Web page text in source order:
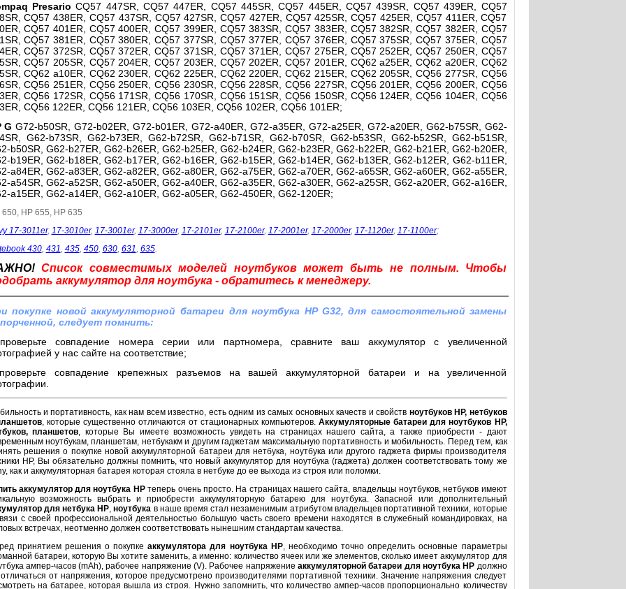
PresarioCQ57 447SR, CQ57 447ER, CQ57 445SR, CQ57 445ER, CQ57 439SR, CQ57 439ER, CQ57
CQ57 438ER, CQ57 437SR, CQ57 427SR, CQ57 427ER, CQ57 425SR, CQ57 425ER, CQ57 411ER, CQ57
CQ57 401ER, CQ57 400ER, CQ57 399ER, CQ57 383SR, CQ57 383ER, CQ57 382SR, CQ57 382ER, CQ57
CQ57 381ER, CQ57 380ER, CQ57 377SR, CQ57 377ER, CQ57 376ER, CQ57 375SR, CQ57 375ER, CQ57
CQ57 372SR, CQ57 372ER, CQ57 371SR, CQ57 371ER, CQ57 275ER, CQ57 252ER, CQ57 250ER, CQ57
CQ57 205SR, CQ57 204ER, CQ57 203ER, CQ57 202ER, CQ57 201ER, CQ62 a25ER, CQ62 a20ER, CQ62
CQ62 a10ER, CQ62 230ER, CQ62 225ER, CQ62 220ER, CQ62 215ER, CQ62 205SR, CQ56 277SR, CQ56
CQ56 251ER, CQ56 250ER, CQ56 230SR, CQ56 228SR, CQ56 227SR, CQ56 201ER, CQ56 200ER, CQ56
CQ56 172SR, CQ56 171SR, CQ56 170SR, CQ56 151SR, CQ56 150SR, CQ56 124ER, CQ56 104ER, CQ56
CQ56 122ER, CQ56 121ER, CQ56 103ER, CQ56 102ER, CQ56 101ER;
GG72-b50SR, G72-b02ER, G72-b01ER, G72-a40ER, G72-a35ER, G72-a25ER, G72-a20ER, G62-b75SR, G62-
G62-b73SR, G62-b73ER, G62-b72SR, G62-b71SR, G62-b70SR, G62-b53SR, G62-b52SR, G62-b51SR,
b50SR, G62-b27ER, G62-b26ER, G62-b25ER, G62-b24ER, G62-b23ER, G62-b22ER, G62-b21ER, G62-b20ER,
b19ER, G62-b18ER, G62-b17ER, G62-b16ER, G62-b15ER, G62-b14ER, G62-b13ER, G62-b12ER, G62-b11ER,
a84ER, G62-a83ER, G62-a82ER, G62-a80ER, G62-a75ER, G62-a70ER, G62-a65SR, G62-a60ER, G62-a55ER,
a54SR, G62-a52SR, G62-a50ER, G62-a40ER, G62-a35ER, G62-a30ER, G62-a25SR, G62-a20ER, G62-a16ER,
a15ER, G62-a14ER, G62-a10ER, G62-a05ER, G62-450ER, G62-120ER;
650, HP 655, HP 635
17-3011er, 17-3010er, 17-3001er, 17-3000er, 17-2101er, 17-2100er, 17-2001er, 17-2000er, 17-1120er, 17-1100er;
430, 431, 435, 450, 630, 631, 635.
Список совместимых моделей ноутбуков может быть не полным. Чтобы
аккумулятор для ноутбука - обратитесь к менеджеру.
покупке новой аккумуляторной батареи для ноутбука HP G32, для самостоятельной замены
следует помнить:
совпадение номера серии или партномера, сравните ваш аккумулятор с увеличенной
у нас сайте на соответствие;
совпадение крепежных разъемов на вашей аккумуляторной батареи и на увеличенной
и портативность, как нам всем известно, есть одним из самых основных качеств и свойств ноутбуков HP, нетбуков
, которые существенно отличаются от стационарных компьютеров.Аккумуляторные батареи для ноутбуков HP,
планшетов, которые Вы имеете возможность увидеть на страницах нашего сайта, а также приобрести - дают
ноутбукам, планшетам, нетбукакм и другим гаджетам максимальную портативность и мобильность. Перед тем, как
решения о покупке новой аккумуляторной батареи для нетбука, ноутбука или другого гаджета фирмы производителя
HP, Вы обязательно должны помнить, что новый аккумулятор для ноутбука (гаджета) должен соответствовать тому же
как и аккумуляторная батарея которая стояла в нетбуке до ее выхода из строя или поломки.
аккумулятор для ноутбука HPтеперь очень просто. На страницах нашего сайта, владельцы ноутбуков, нетбуков имеют
возможность выбрать и приобрести аккумуляторную батарею для ноутбука. Запасной или дополнительный
для нетбука HP,ноутбука в наше время стал незаменимым атрибутом владельцев портативной техники, которые
с своей профессиональной деятельностью большую часть своего времени находятся в служебный командировках, на
встречах, неотменно должен соответствовать нынешним стандартам качества.
принятием решения о покупкеаккумулятора для ноутбука HP, необходимо точно определить основные параметры
батареи, которую Вы хотите заменить, а именно: количество ячеек или же элементов, сколько имеет аккумулятор для
ампер-часов (mAh), рабочее напряжение (V). Рабочее напряжение аккумуляторной батареи для ноутбука HP должно
от напряжения, которое предусмотрено производителями портативной техники. Значение напряжения следует
на батарее, которая вышла из строя. Нужно запомнить, что количество ампер-часов пропорционально количеству